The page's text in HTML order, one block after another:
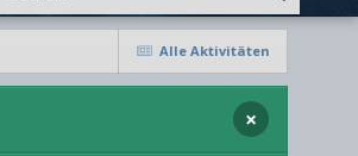
Alle Aktivitäten
×